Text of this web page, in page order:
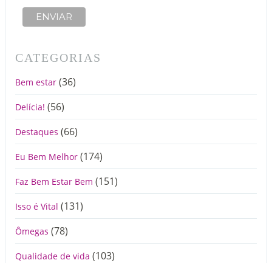
CATEGORIAS
Bem estar (36)
Delícia! (56)
Destaques (66)
Eu Bem Melhor (174)
Faz Bem Estar Bem (151)
Isso é Vital (131)
Ômegas (78)
Qualidade de vida (103)